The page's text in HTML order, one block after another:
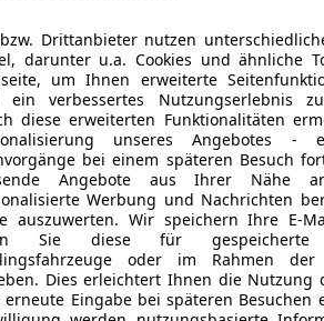
Drittanbieter nutzen
darunter u.a. Cookies und ähnliche
um Ihnen erweiterte
ein verbessertes Nutzungserlebnis
diese erweiterten Funktionalitäten
unseres Angebotes
bei einem späteren Besuch
Angebote aus Ihrer Nähe
Werbung und Nachrichten
auszuwerten. Wir speichern Ihre E-
Sie diese für gespeicherte
oder im Rahmen der
Dies erleichtert Ihnen die Nutzung
erneute Eingabe bei späteren